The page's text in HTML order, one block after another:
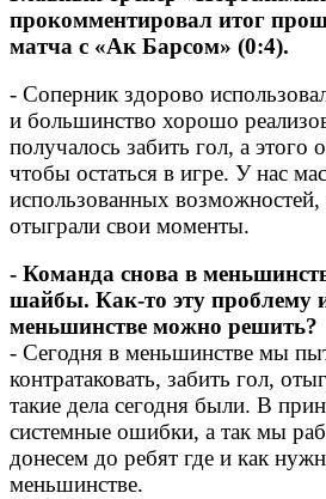
прокомментировал итог
матча с «Ак Барсом» (0:4).
- Соперник здорово
и большинство хорошо
получалось забить гол, а этого
чтобы остаться в игре. У нас
использованных возможностей,
отыграли свои моменты.
- Команда снова в
шайбы. Как-то эту проблему
меньшинстве можно решить?
- Сегодня в меньшинстве мы
контратаковать, забить гол,
такие дела сегодня были. В
системные ошибки, а так мы
донесем до ребят где и как
меньшинстве.